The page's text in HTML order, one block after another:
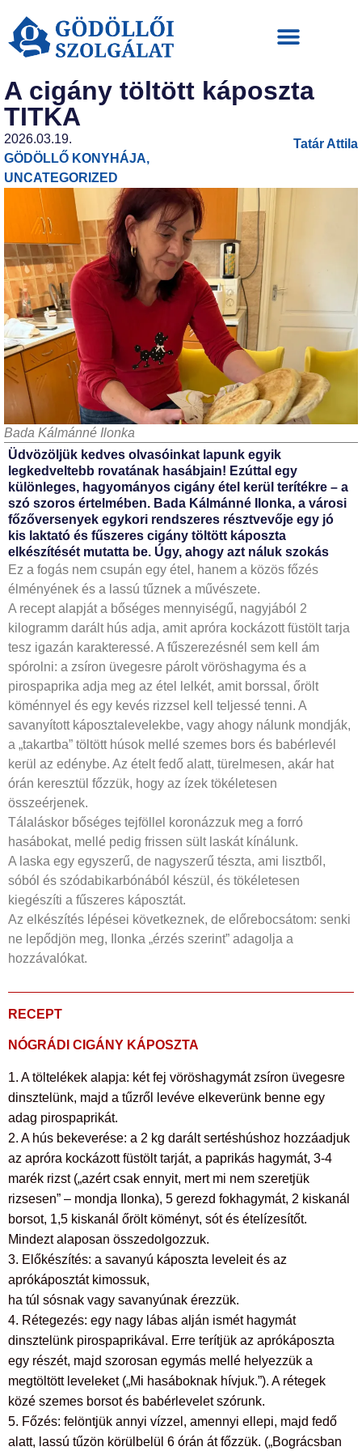
A cigány töltött káposzta
TITKA
2026.03.19.
GÖDÖLLŐ KONYHÁJA,
UNCATEGORIZED
Tatár Attila
Bada Kálmánné Ilonka
Üdvözöljük kedves olvasóinkat lapunk egyik
legkedveltebb rovatának hasábjain! Ezúttal egy
különleges, hagyományos cigány étel kerül terítékre – a
szó szoros értelmében. Bada Kálmánné Ilonka, a városi
főzőversenyek egykori rendszeres résztvevője egy jó
kis laktató és fűszeres cigány töltött káposzta
elkészítését mutatta be. Úgy, ahogy azt náluk szokás
Ez a fogás nem csupán egy étel, hanem a közös főzés
élményének és a lassú tűznek a művészete.
A recept alapját a bőséges mennyiségű, nagyjából 2
kilogramm darált hús adja, amit apróra kockázott füstölt tarja
tesz igazán karakteressé. A fűszerezésnél sem kell ám
spórolni: a zsíron üvegesre párolt vöröshagyma és a
pirospaprika adja meg az étel lelkét, amit borssal, őrölt
köménnyel és egy kevés rizzsel kell teljessé tenni. A
savanyított káposztalevelekbe, vagy ahogy nálunk mondják,
a „takartba” töltött húsok mellé szemes bors és babérlevél
kerül az edénybe. Az ételt fedő alatt, türelmesen, akár hat
órán keresztül főzzük, hogy az ízek tökéletesen
összeérjenek.
Tálaláskor bőséges tejföllel koronázzuk meg a forró
hasábokat, mellé pedig frissen sült laskát kínálunk.
A laska egy egyszerű, de nagyszerű tészta, ami lisztből,
sóból és szódabikarbónából készül, és tökéletesen
kiegészíti a fűszeres káposztát.
Az elkészítés lépései következnek, de előrebocsátom: senki
ne lepődjön meg, Ilonka „érzés szerint” adagolja a
hozzávalókat.
RECEPT
NÓGRÁDI CIGÁNY KÁPOSZTA
1. A töltelékek alapja: két fej vöröshagymát zsíron üvegesre
dinsztelünk, majd a tűzről levéve elkeverünk benne egy
adag pirospaprikát.
2. A hús bekeverése: a 2 kg darált sertéshúshoz hozzáadjuk
az apróra kockázott füstölt tarját, a paprikás hagymát, 3-4
marék rizst („azért csak ennyit, mert mi nem szeretjük
rizsesen” – mondja Ilonka), 5 gerezd fokhagymát, 2 kiskanál
borsot, 1,5 kiskanál őrölt köményt, sót és ételízesítőt.
Mindezt alaposan összedolgozzuk.
3. Előkészítés: a savanyú káposzta leveleit és az
aprókáposztát kimossuk,
ha túl sósnak vagy savanyúnak érezzük.
4. Rétegezés: egy nagy lábas alján ismét hagymát
dinsztelünk pirospaprikával. Erre terítjük az aprókáposzta
egy részét, majd szorosan egymás mellé helyezzük a
megtöltött leveleket („Mi hasáboknak hívjuk.”). A rétegek
közé szemes borsot és babérlevelet szórunk.
5. Főzés: felöntjük annyi vízzel, amennyi ellepi, majd fedő
alatt, lassú tűzön körülbelül 6 órán át főzzük. („Bográcsban